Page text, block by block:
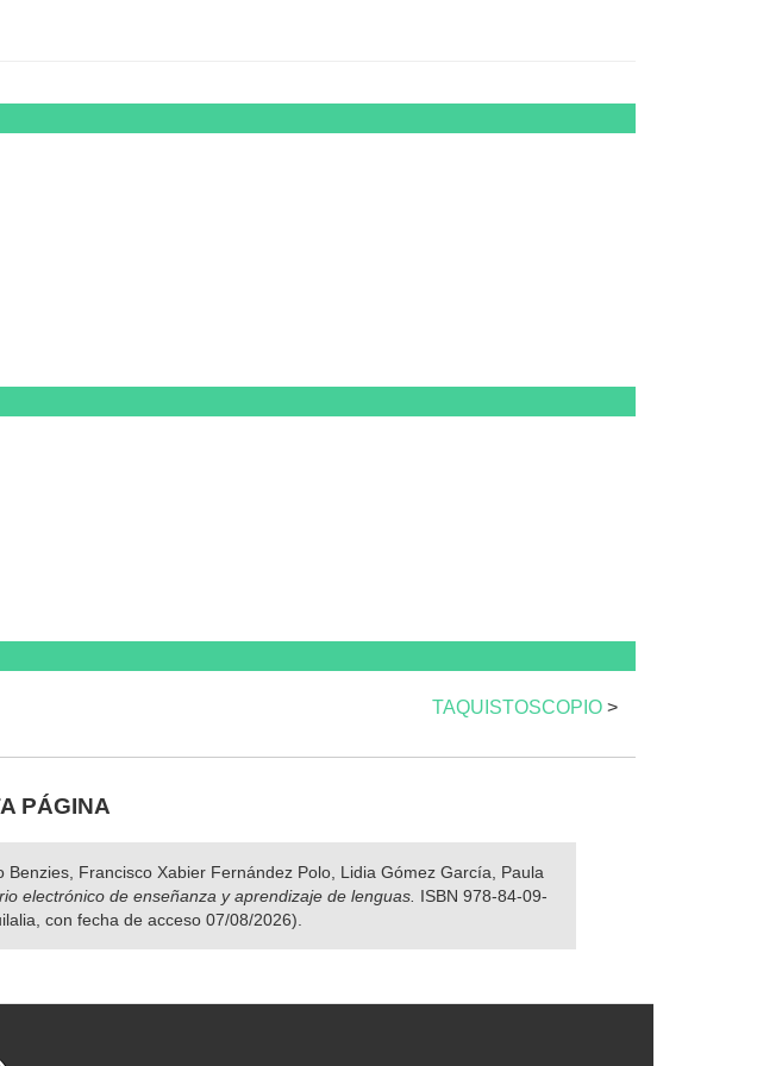
TAQUISTOSCOPIO >
PÁGINA
Francisco Xabier Fernández Polo, Lidia Gómez García, Paula
electrónico de enseñanza y aprendizaje de lenguas. ISBN 978-84-09-
con fecha de acceso 07/08/2026).